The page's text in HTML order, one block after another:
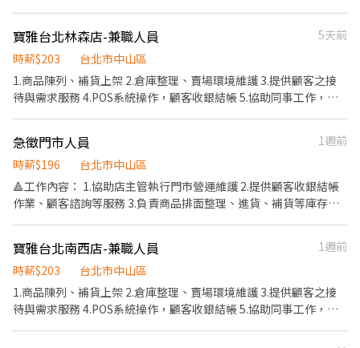
寶雅台北林森店-兼職人員
5天前
時薪$203
台北市中山區
1.商品陳列、補貨上架 2.倉庫整理、賣場環境維護 3.提供顧客之接
待與需求服務 4.POS系統操作，顧客收銀結帳 5.協助同事工作，完
急徵門市人員
1週前
時薪$196
台北市中山區
🔺工作內容： 1.協助店主管執行門市營運維護 2.提供顧客收銀結帳
作業、顧客諮詢等服務 3.負責商品排面整理、進貨、補貨等庫存管
15:00~23:00 (可能依當區需求，支援其他門市)
寶雅台北南西店-兼職人員
1週前
時薪$203
台北市中山區
1.商品陳列、補貨上架 2.倉庫整理、賣場環境維護 3.提供顧客之接
待與需求服務 4.POS系統操作，顧客收銀結帳 5.協助同事工作，完